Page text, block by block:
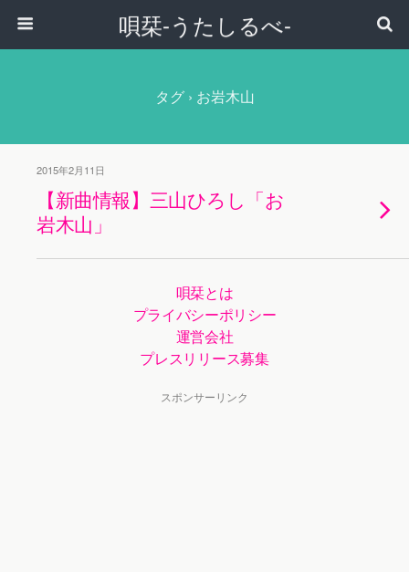
唄栞-うたしるべ-
タグ › お岩木山
2015年2月11日
【新曲情報】三山ひろし「お
岩木山」
唄栞とは
プライバシーポリシー
運営会社
プレスリリース募集
スポンサーリンク